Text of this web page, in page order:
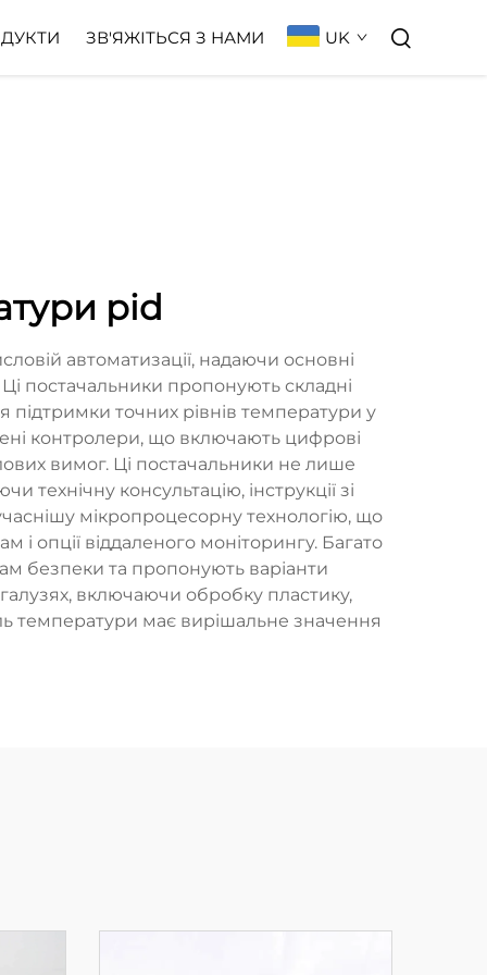
ЗВ'ЯЖІТЬСЯ З НАМИ UK
pid
автоматизації, надаючи основні
постачальники пропонують складні
підтримки точних рівнів температури у
контролери, що включають цифрові
вимог. Ці постачальники не лише
консультацію, інструкції зі
мікропроцесорну технологію, що
і опції віддаленого моніторингу. Багато
безпеки та пропонують варіанти
включаючи обробку пластику,
температури має вирішальне значення